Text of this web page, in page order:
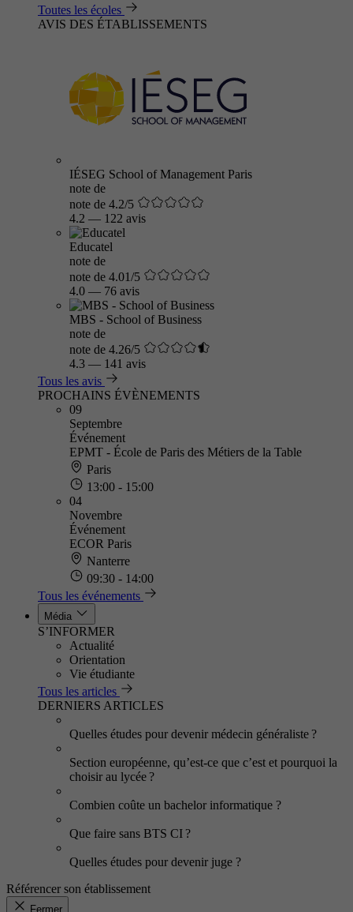
Toutes les écoles
AVIS DES ÉTABLISSEMENTS
IÉSEG School of Management Paris
note de
note de 4.2/5
4.2 — 122 avis
Educatel
note de
note de 4.01/5
4.0 — 76 avis
MBS - School of Business
note de
note de 4.26/5
4.3 — 141 avis
Tous les avis
PROCHAINS ÉVÈNEMENTS
09
Septembre
Événement
EPMT - École de Paris des Métiers de la Table
Paris
13:00 - 15:00
04
Novembre
Événement
ECOR Paris
Nanterre
09:30 - 14:00
Tous les événements
Média
S’INFORMER
Actualité
Orientation
Vie étudiante
Tous les articles
DERNIERS ARTICLES
Quelles études pour devenir médecin généraliste ?
Section européenne, qu’est-ce que c’est et pourquoi la
choisir au lycée ?
Combien coûte un bachelor informatique ?
Que faire sans BTS CI ?
Quelles études pour devenir juge ?
Référencer son établissement
Fermer